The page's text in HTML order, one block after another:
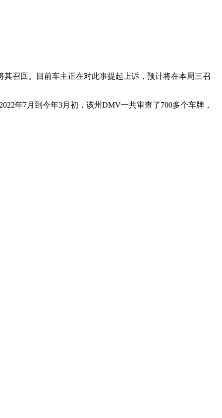
其召回。目前车主正在对此事提起上诉，预计将在本周三召
年7月到今年3月初，该州DMV一共审查了700多个车牌，